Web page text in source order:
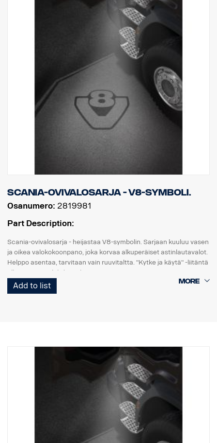
Scania-ovivalosarja - V8-symboli.
Osanumero: 2819981
Part Description:
Scania-ovivalosarja - heijastaa V8-symbolin. Sarjaan kuuluu vasen
ja oikea valokokoonpano, joka korvaa alkuperäiset astinlautavalot.
Helppo asentaa, tarvitaan vain ruuvitaltta. "Kytke ja käytä" -liitäntä
alkuperäiseen johdinsarjaan.
Huomaa. Sopii vain kuorma-autoihin, joissa on tehdasasenteiset
Add to list